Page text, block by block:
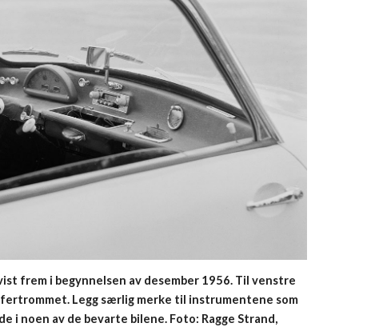
frem i begynnelsen av desember 1956. Til venstre
Legg særlig merke til instrumentene som
i noen av de bevarte bilene. Foto: Ragge Strand,